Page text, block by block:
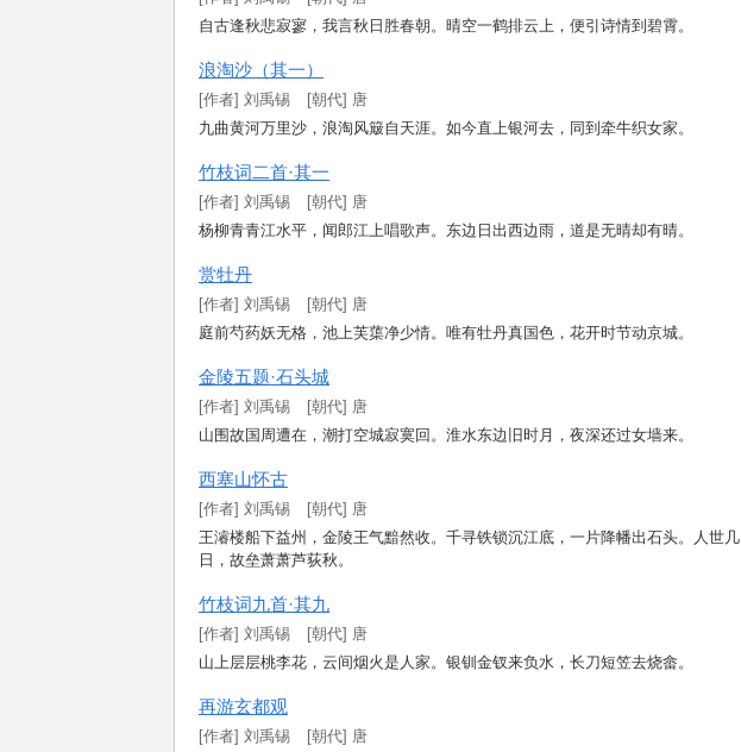
自古逢秋悲寂寥 ， 我言秋 日 胜春朝。 晴空一鹤排云上 ， 便引 诗情到 碧霄。
浪淘沙 （其一）
[作者] 刘 禹锡
[朝代] 唐
九曲黄河万里沙 ， 浪淘风簸自 天涯。 如今直上银河去 ， 同到 牵牛织女家。
竹枝词二首·其一
[作者] 刘 禹锡
[朝代] 唐
杨柳青青江水平 ， 闻郎江上唱歌声。 东边 日 出西边雨 ， 道是无晴却有晴。
赏牡丹
[作者] 刘 禹锡
[朝代] 唐
庭前芍药妖无格 ， 池上芙蕖净少情。 唯有牡丹真国色 ， 花开时节动京城。
金陵五题·石头城
[作者] 刘 禹锡
[朝代] 唐
山 围故 国 周遭在 ， 潮打空城寂寞回 。 淮水东边 旧 时月 ， 夜深还过女墙来。
西塞山怀古
[作者] 刘 禹锡
[朝代] 唐
王濬楼船下益州 ， 金陵王气黯然收。 千寻铁锁沉江底 ， 一 片降幡出石头。 人世几
日 ， 故垒萧萧芦荻秋。
竹枝词九首·其九
[作者] 刘 禹锡
[朝代] 唐
山上层层桃李花 ， 云间烟火是 人家。 银钏 金钗来负水 ， 长刀短笠去烧畲。
再游玄都观
[作者] 刘 禹锡
[朝代] 唐